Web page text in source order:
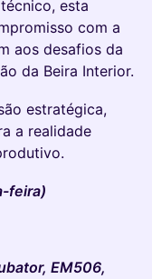
esta
com a
aos desafios da
da Beira Interior.
estratégica,
a realidade
feira)
EM506,